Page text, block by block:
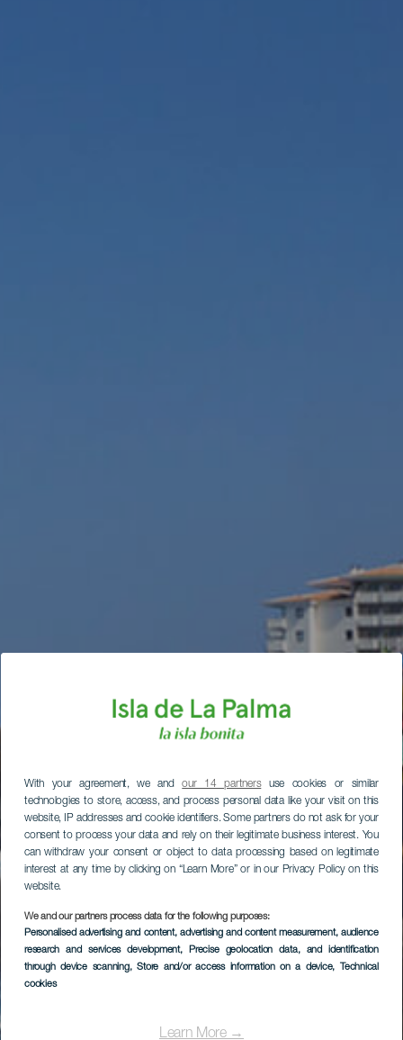
With your agreement, we andour 14 partnersuse cookies or similar
technologies to store, access, and process personal data like your visit on this
website, IP addresses and cookie identifiers. Some partners do not ask for your
consent to process your data and rely on their legitimate business interest. You
can withdraw your consent or object to data processing based on legitimate
interest at any time by clicking on “Learn More” or in our Privacy Policy on this
website.
We and our partners process data for the following purposes:
Personalised advertising and content, advertising and content measurement, audience
research and services development, Precise geolocation data, and identification
through device scanning, Store and/or access information on a device, Technical
cookies
Learn More →